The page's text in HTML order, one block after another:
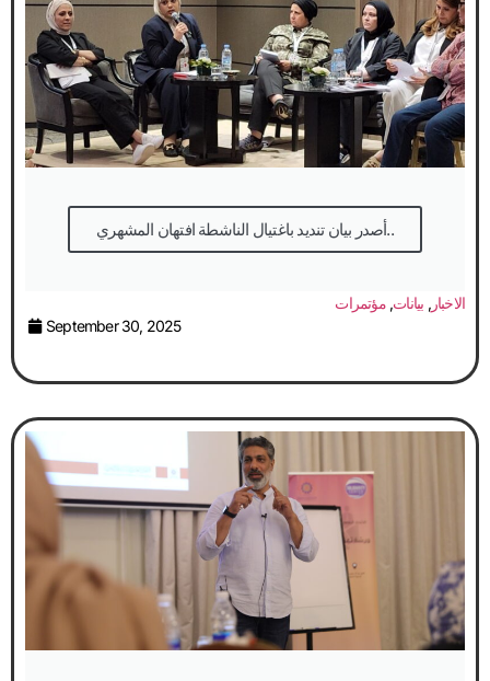
أصدر بيان تنديد باغتيال الناشطة افتهان المشهري..
الاخبار, بيانات,مؤتمرات
September 30, 2025